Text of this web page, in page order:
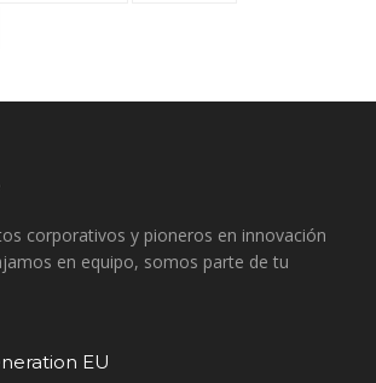
corporativos y pioneros en innovación
en equipo, somos parte de tu
EU